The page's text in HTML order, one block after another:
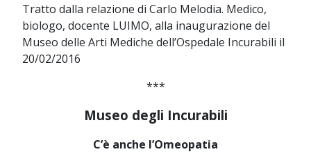
Tratto dalla relazione di Carlo Melodia. Medico,
biologo, docente LUIMO, alla inaugurazione del
Museo delle Arti Mediche dell’Ospedale Incurabili il
20/02/2016
***
Museo degli Incurabili
C’è anche l’Omeopatia